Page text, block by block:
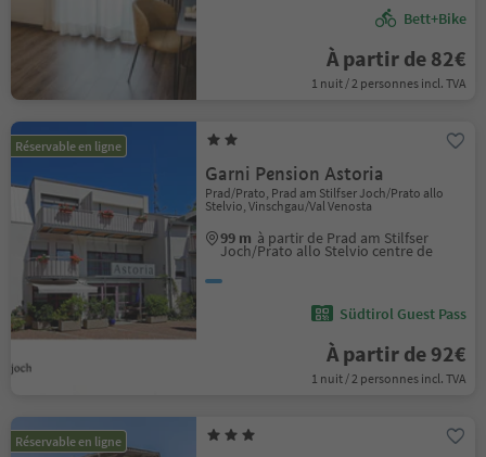
Bett+Bike
À partir de 82€
1 nuit / 2 personnes incl. TVA
Réservable en ligne
Garni Pension Astoria
Prad/Prato, Prad am Stilfser Joch/Prato allo
Stelvio, Vinschgau/Val Venosta
99 m à partir de Prad am Stilfser
Joch/Prato allo Stelvio centre de
Südtirol Guest Pass
À partir de 92€
1 nuit / 2 personnes incl. TVA
Réservable en ligne